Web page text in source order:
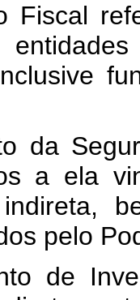
Fiscal
da
a ela
pelo
de